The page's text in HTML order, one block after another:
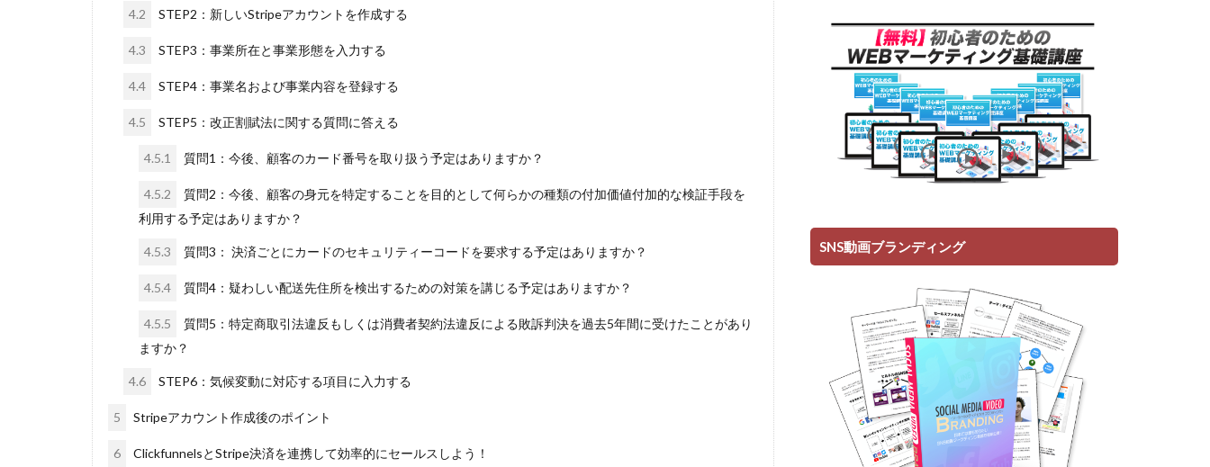
4.2 STEP2：新しいStripeアカウントを作成する
4.3 STEP3：事業所在と事業形態を入力する
4.4 STEP4：事業名および事業内容を登録する
4.5 STEP5：改正割賦法に関する質問に答える
4.5.1 質問1：今後、顧客のカード番号を取り扱う予定はありますか？
4.5.2
質問2：今後、顧客の身元を特定することを目的として何らかの種類の付加価値付加的な検証手段を
利用する予定はありますか？
4.5.3 質問3： 決済ごとにカードのセキュリティーコードを要求する予定はありますか？
4.5.4 質問4：疑わしい配送先住所を検出するための対策を講じる予定はありますか？
4.5.5
質問5：特定商取引法違反もしくは消費者契約法違反による敗訴判決を過去5年間に受けたことがあり
ますか？
4.6 STEP6：気候変動に対応する項目に入力する
5 Stripeアカウント作成後のポイント
6 ClickfunnelsとStripe決済を連携して効率的にセールスしよう！
SNS動画ブランディング